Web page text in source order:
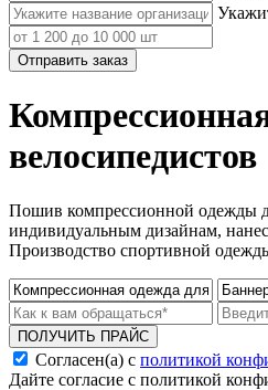
Отправить заказ
велосипедистов
Пошив компрессионной одежды
индивидуальным дизайнам,
Производство спортивной
ПОЛУЧИТЬ ПРАЙС
Согласен(а) с политикой
Дайте согласие с политикой